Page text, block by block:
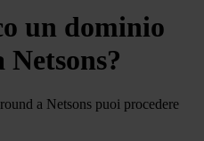
un dominio
Netsons?
a Netsons puoi procedere